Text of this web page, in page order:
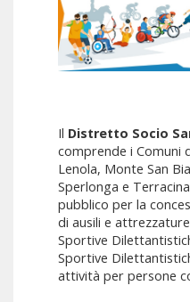
Il Distretto Socio
comprende i Comuni
Lenola, Monte San
Sperlonga e
pubblico per la
di ausili e
Sportive
Sportive
attività per persone